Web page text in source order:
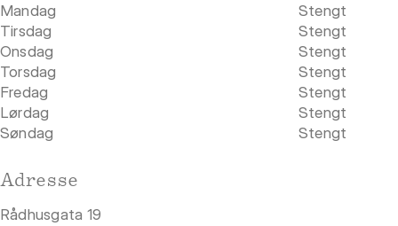
Mandag
Stengt
Tirsdag
Stengt
Onsdag
Stengt
Torsdag
Stengt
Fredag
Stengt
Lørdag
Stengt
Søndag
Stengt
Adresse
Rådhusgata 19